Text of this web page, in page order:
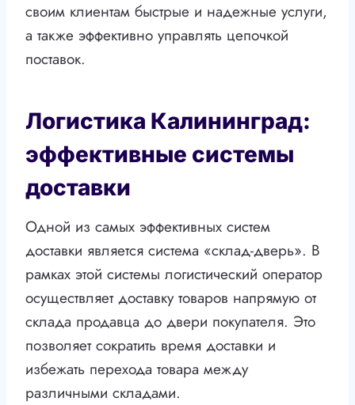
своим клиентам быстрые и надежные услуги,
а также эффективно управлять цепочкой
поставок.
Логистика Калининград:
эффективные системы
доставки
Одной из самых эффективных систем
доставки является система «склад-дверь». В
рамках этой системы логистический оператор
осуществляет доставку товаров напрямую от
склада продавца до двери покупателя. Это
позволяет сократить время доставки и
избежать перехода товара между
различными складами.